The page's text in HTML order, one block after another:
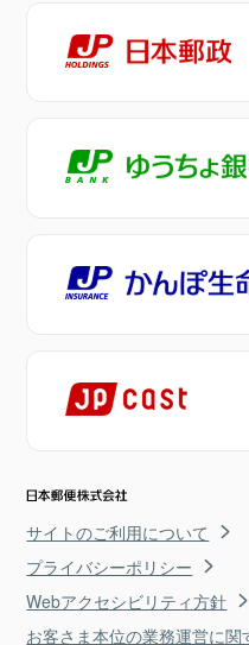
サイトのご利用について
プライバシーポリシー
Webアクセシビリティ方針
お客さま本位の業務運営に関